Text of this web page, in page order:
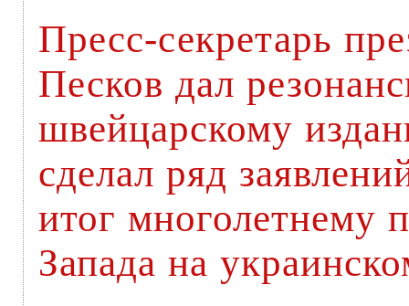
Пресс-секретарь
Песков дал
швейцарскому
сделал ряд
итог многолетнему
Запада на